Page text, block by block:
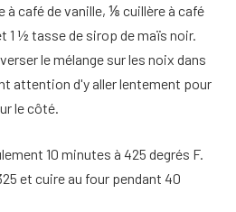
à café de vanille, ⅛ cuillère à café
1 ½ tasse de sirop de maïs noir.
le mélange sur les noix dans
attention d'y aller lentement pour
le côté.
10 minutes à 425 degrés F.
et cuire au four pendant 40